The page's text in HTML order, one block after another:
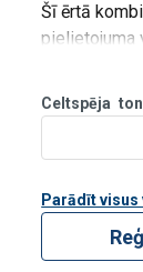
Šī ērtā
pielietojuma
Celtspēja
Parādīt visus